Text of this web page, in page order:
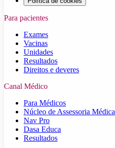
Para pacientes
Exames
Vacinas
Unidades
Resultados
Direitos e deveres
Canal Médico
Para Médicos
Núcleo de Assessoria Médica
Nav Pro
Dasa Educa
Resultados